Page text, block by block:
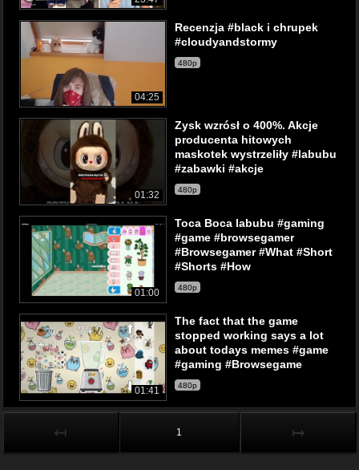
04:25
Recenzja #black i chrupek
#cloudyandstormy
480p
01:32
Zysk wzrósł o 400%. Akcje
producenta hitowych
maskotek wystrzeliły #labubu
#zabawki #akcje
480p
01:00
Toca Boca labubu #gaming
#game #browsegamer
#Browsegamer #What #Short
#Shorts #How
480p
01:41
The fact that the game
stopped working says a lot
about todays memes #game
#gaming #Browsegame
480p
↤ 1 ↦